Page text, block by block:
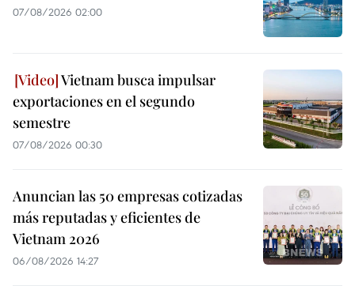
07/08/2026 02:00
Vietnam busca impulsar
exportaciones en el segundo
semestre
07/08/2026 00:30
Anuncian las 50 empresas cotizadas
más reputadas y eficientes de
Vietnam 2026
06/08/2026 14:27